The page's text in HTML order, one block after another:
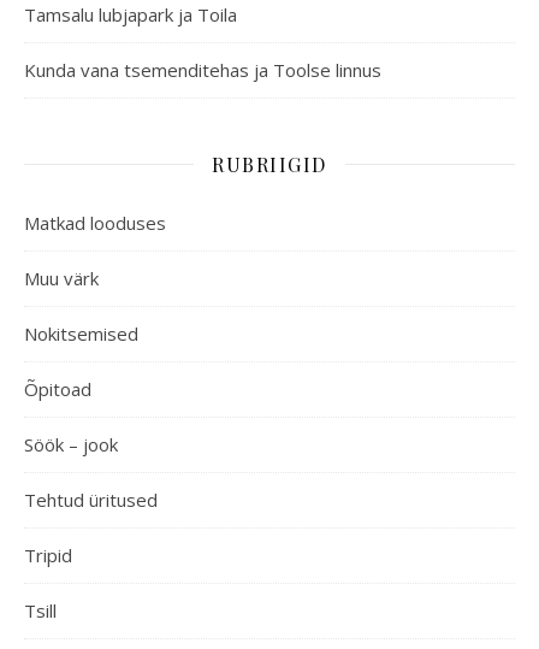
Tamsalu lubjapark ja Toila
Kunda vana tsemenditehas ja Toolse linnus
RUBRIIGID
Matkad looduses
Muu värk
Nokitsemised
Õpitoad
Söök – jook
Tehtud üritused
Tripid
Tsill